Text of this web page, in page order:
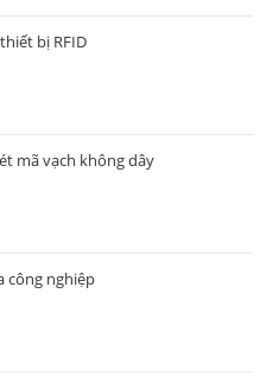
bị RFID
mã vạch không dây
công nghiệp